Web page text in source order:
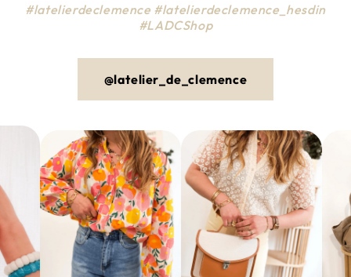
#latelierdeclemence #latelierdeclemence_hesdin
#LADCShop
@latelier_de_clemence